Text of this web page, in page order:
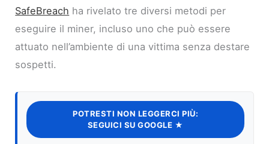
SafeBreach ha rivelato tre diversi metodi per
eseguire il miner, incluso uno che può essere
attuato nell’ambiente di una vittima senza destare
sospetti.
POTRESTI NON LEGGERCI PIÙ:
SEGUICI SU GOOGLE ★